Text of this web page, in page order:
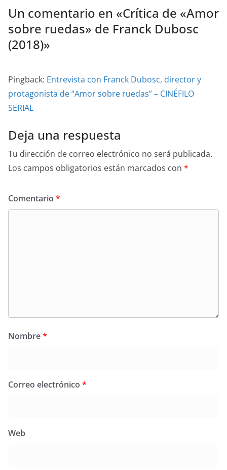
Un comentario en «Crítica de «Amor
sobre ruedas» de Franck Dubosc
(2018)»
Pingback: Entrevista con Franck Dubosc, director y
protagonista de “Amor sobre ruedas” – CINÉFILO
SERIAL
Deja una respuesta
Tu dirección de correo electrónico no será publicada.
Los campos obligatorios están marcados con *
Comentario *
Nombre*
Correo electrónico *
Web